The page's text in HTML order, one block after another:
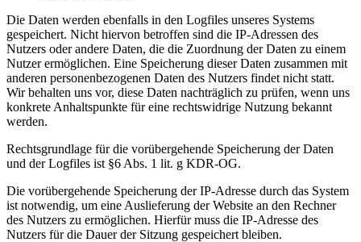
Die Daten werden ebenfalls in den Logfiles unseres Systems
gespeichert. Nicht hiervon betroffen sind die IP-Adressen des
Nutzers oder andere Daten, die die Zuordnung der Daten zu einem
Nutzer ermöglichen. Eine Speicherung dieser Daten zusammen mit
anderen personenbezogenen Daten des Nutzers findet nicht statt.
Wir behalten uns vor, diese Daten nachträglich zu prüfen, wenn uns
konkrete Anhaltspunkte für eine rechtswidrige Nutzung bekannt
werden.
Rechtsgrundlage für die vorübergehende Speicherung der Daten
und der Logfiles ist §6 Abs. 1 lit. g KDR-OG.
Die vorübergehende Speicherung der IP-Adresse durch das System
ist notwendig, um eine Auslieferung der Website an den Rechner
des Nutzers zu ermöglichen. Hierfür muss die IP-Adresse des
Nutzers für die Dauer der Sitzung gespeichert bleiben.